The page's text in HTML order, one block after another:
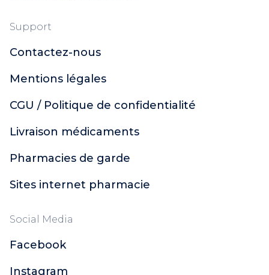
ACM
Bailleul
Oenobiol
Style
Laboratoires de Biarritz
Melvita
Phytosun Aroms
Alphanova Do It Yourself
Apaisac Biorga
Support
Contactez-nous
Mentions légales
CGU / Politique de confidentialité
Livraison médicaments
Pharmacies de garde
Sites internet pharmacie
Social Media
Facebook
Instagram